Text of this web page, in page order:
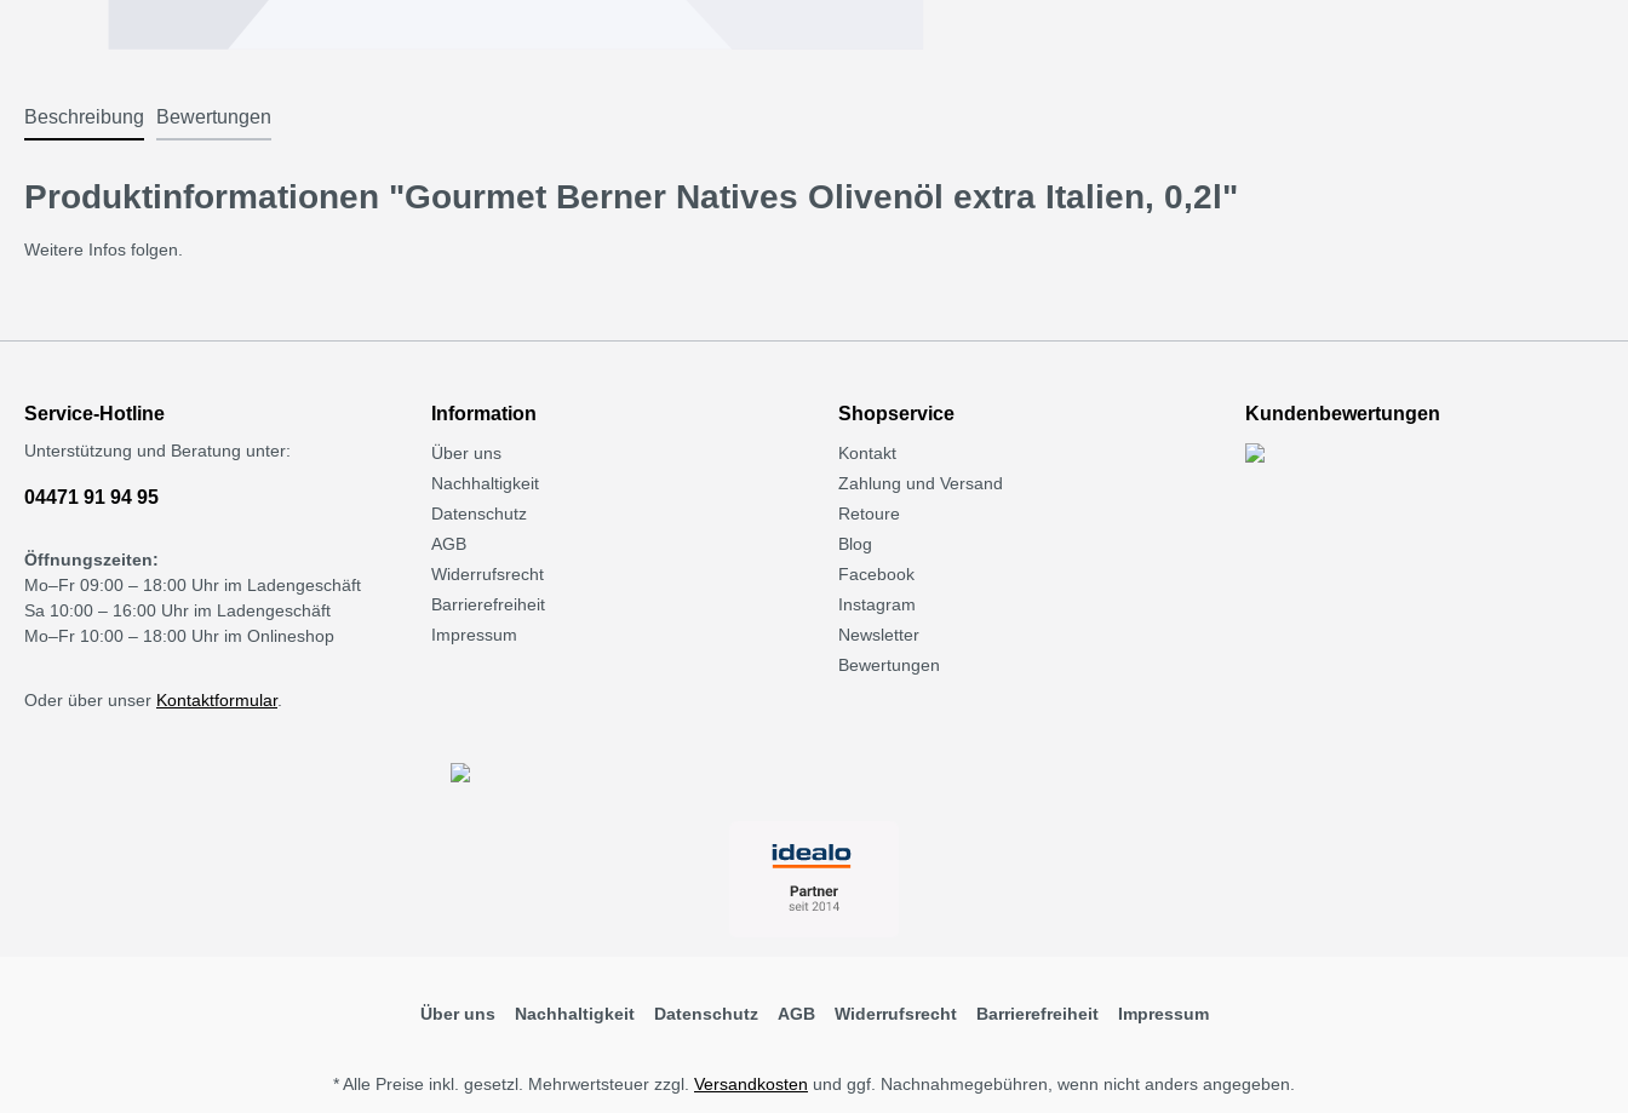
Beschreibung Bewertungen
Produktinformationen "Gourmet Berner Natives Olivenöl extra Italien, 0,2l"
Weitere Infos folgen.
Service-Hotline
Unterstützung und Beratung unter:
04471 91 94 95
Öffnungszeiten:
Mo–Fr 09:00 – 18:00 Uhr im Ladengeschäft
Sa 10:00 – 16:00 Uhr im Ladengeschäft
Mo–Fr 10:00 – 18:00 Uhr im Onlineshop
Oder über unser Kontaktformular.
Information
Über uns
Nachhaltigkeit
Datenschutz
AGB
Widerrufsrecht
Barrierefreiheit
Impressum
Shopservice
Kontakt
Zahlung und Versand
Retoure
Blog
Facebook
Instagram
Newsletter
Bewertungen
Kundenbewertungen
Über uns Nachhaltigkeit Datenschutz AGB Widerrufsrecht Barrierefreiheit Impressum
* Alle Preise inkl. gesetzl. Mehrwertsteuer zzgl. Versandkosten und ggf. Nachnahmegebühren, wenn nicht anders angegeben.